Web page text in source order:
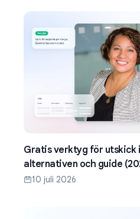
Gratis verktyg för utskick
alternativen och guide
10 juli 2026